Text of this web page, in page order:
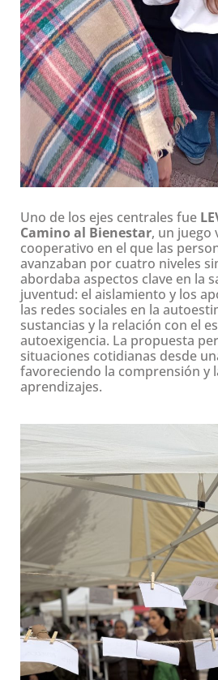
Uno de los ejes centrales fue
Camino al Bienestar, un juego
cooperativo en el que las
avanzaban por cuatro niveles
abordaba aspectos clave en la
juventud: el aislamiento y los
las redes sociales en la
sustancias y la relación con el
autoexigencia. La propuesta
situaciones cotidianas desde
favoreciendo la comprensión y
aprendizajes.